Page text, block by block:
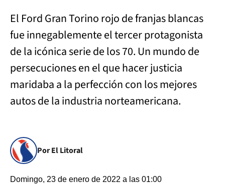
El Ford Gran Torino rojo de franjas blancas
fue innegablemente el tercer protagonista
de la icónica serie de los 70. Un mundo de
persecuciones en el que hacer justicia
maridaba a la perfección con los mejores
autos de la industria norteamericana.
Por El Litoral
Domingo, 23 de enero de 2022 a las 01:00